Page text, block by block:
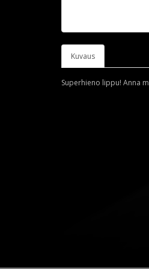
Kuvaus
Superhieno lippu! Anna